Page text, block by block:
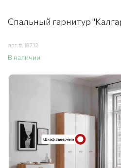
Спальный гарнитур
арт.# 18712
В наличии